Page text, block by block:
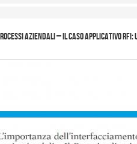
aziendali – Il Caso Applicativo RFI: